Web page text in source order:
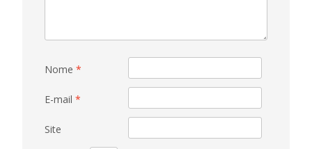
Nome *
E-mail *
Site